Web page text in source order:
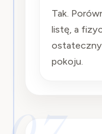
Tak.
listę, a
pokoju.